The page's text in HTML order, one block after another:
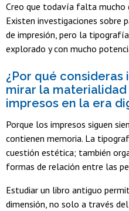
Creo que todavía falta mucho
Existen investigaciones sobre
de impresión, pero la
explorado y con mucho
¿Por qué
mirar la
impresos en la era
Porque los impresos siguen
contienen memoria. La
cuestión estética; también
formas de relación entre las
Estudiar un libro antiguo
dimensión, no solo a través